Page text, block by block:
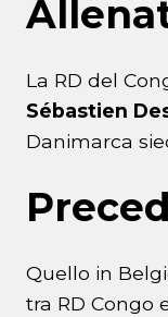
La RD del
Sébastien
Danimarca
Quello in
tra RD Congo